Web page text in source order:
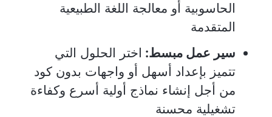
الحاسوبية أو معالجة اللغة الطبيعية
المتقدمة
سير عمل مبسط: اختر الحلول التي
تتميز بإعداد أسهل أو واجهات بدون كود
من أجل إنشاء نماذج أولية أسرع وكفاءة
تشغيلية محسنة